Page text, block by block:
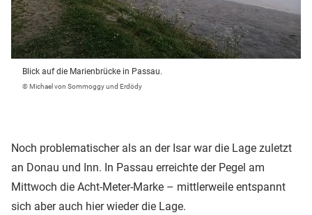
Blick auf die Marienbrücke in Passau.
© Michael von Sommoggy und Erdödy
Noch problematischer als an der Isar war die Lage zuletzt
an Donau und Inn. In Passau erreichte der Pegel am
Mittwoch die Acht-Meter-Marke – mittlerweile entspannt
sich aber auch hier wieder die Lage.